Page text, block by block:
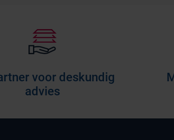
voor deskundig
advies